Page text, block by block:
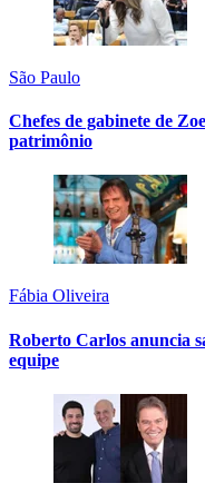
São Paulo
Chefes de gabinete de
patrimônio
Fábia Oliveira
Roberto Carlos anuncia
equipe